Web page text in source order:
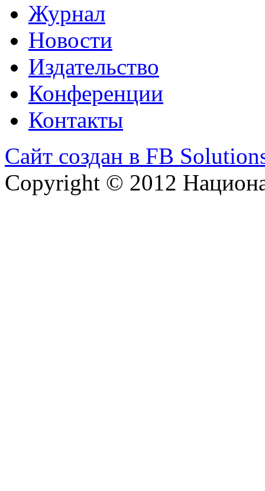
Журнал
Новости
Издательство
Конференции
Контакты
Сайт создан в FB
Copyright © 2012